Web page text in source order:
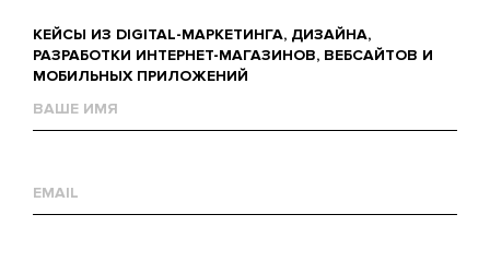
КЕЙСЫ ИЗ DIGITAL-МАРКЕТИНГА, ДИЗАЙНА,
РАЗРАБОТКИ ИНТЕРНЕТ-МАГАЗИНОВ, ВЕБСАЙТОВ И
МОБИЛЬНЫХ ПРИЛОЖЕНИЙ
mail